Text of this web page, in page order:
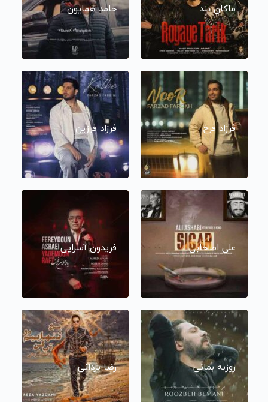
ماکان بند حامد همایون
فرزاد فرخ فرزاد فرزین
علی اصحابی فریدون آسرایی
روزبه بمانی رضا یزدانی